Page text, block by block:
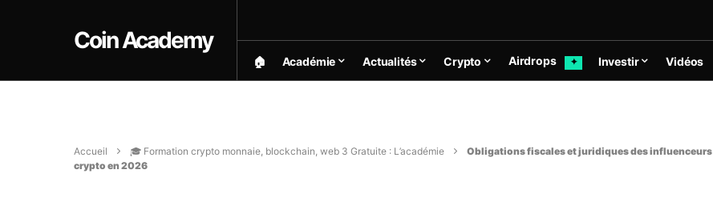
Coin Academy
🏠︎ Académie Actualités Crypto Airdrops ✦ Investir Vidéos
Accueil 🎓 Formation crypto monnaie, blockchain, web 3 Gratuite : L’académie
Obligations fiscales et juridiques des influenceurs
crypto en 2026